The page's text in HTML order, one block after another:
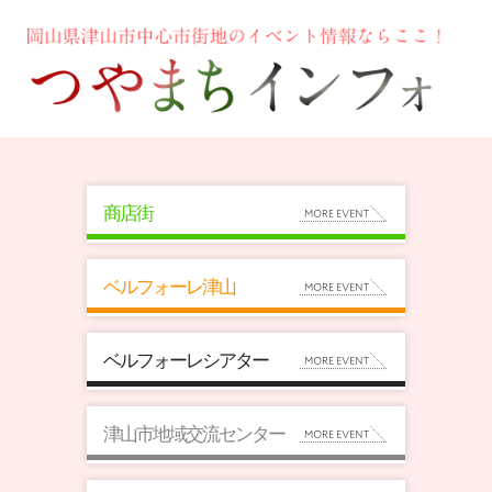
商店街
ベルフォーレ津山
ベルフォーレシアター
津山市地域交流センター